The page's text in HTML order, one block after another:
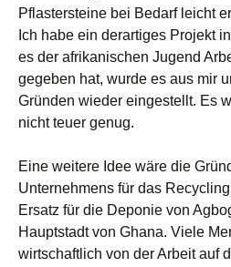
Pflastersteine bei Bedarf leicht
Ich habe ein derartiges Projekt
es der afrikanischen Jugend
gegeben hat, wurde es aus mir
Gründen wieder eingestellt. Es
nicht teuer genug.
Eine weitere Idee wäre die
Unternehmens für das
Ersatz für die Deponie von
Hauptstadt von Ghana. Viele
wirtschaftlich von der Arbeit auf